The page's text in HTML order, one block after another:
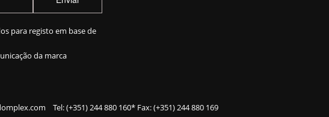
para registo em base de
da marca
Tel:(+351) 244 880 160* Fax: (+351) 244 880 169